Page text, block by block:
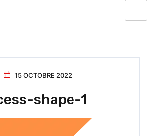
15 OCTOBRE 2022
shape-1